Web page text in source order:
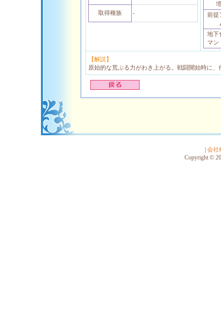
取得種族 -
前提
地下
マン
【解説】
原始的な荒ぶる力がわき上がる。戦闘開始時に
会社
Copyright ©